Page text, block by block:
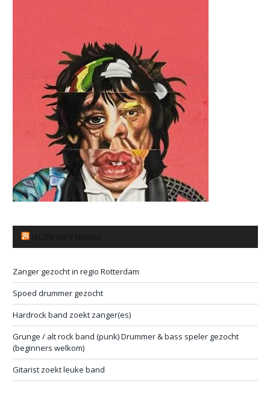
Zanger gezocht in regio Rotterdam
Spoed drummer gezocht
Hardrock band zoekt zanger(es)
Grunge / alt rock band (punk) Drummer & bass speler gezocht
(beginners welkom)
Gitarist zoekt leuke band